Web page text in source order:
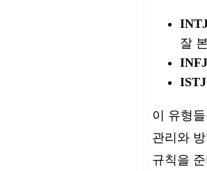
잘
INFJ
ISTJ
이 유형
관리와
규칙을